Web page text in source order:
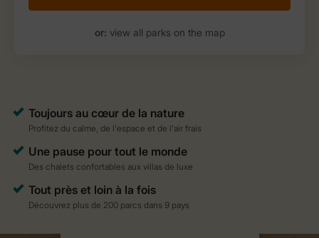
or: view all parks on the map